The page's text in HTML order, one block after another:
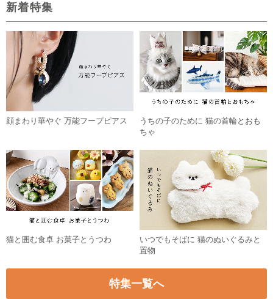
新着特集
顔まわり華やぐ 万能フープピアス
うちの子のために 猫の首輪とおも
ちゃ
猫と囲む食卓 お菓子とうつわ
いつでもそばに 猫のぬいぐるみと
置物
特集一覧へ